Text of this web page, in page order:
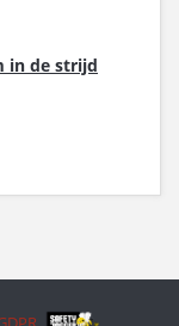
in de strijd